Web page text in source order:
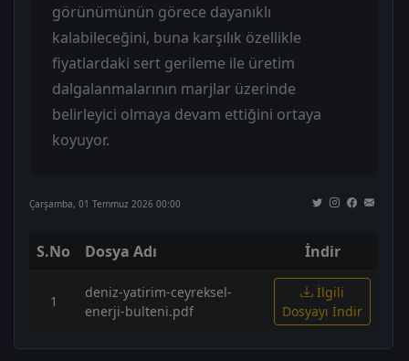
görünümünün görece dayanıklı
kalabileceğini, buna karşılık özellikle
fiyatlardaki sert gerileme ile üretim
dalgalanmalarının marjlar üzerinde
belirleyici olmaya devam ettiğini ortaya
koyuyor.
Çarşamba, 01 Temmuz 2026 00:00
S.No Dosya Adı İndir
1
deniz-yatirim-ceyreksel-
enerji-bulteni.pdf
İlgili
Dosyayı İndir